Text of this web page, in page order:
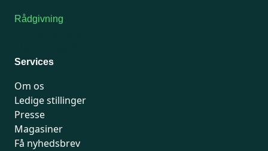
Rådgivning
Services
Om os
Ledige stillinger
Presse
Magasiner
Få nyhedsbrev